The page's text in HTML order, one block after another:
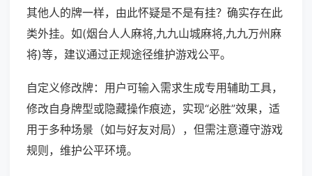
其他人的牌一样，由此怀疑是不是有挂？确实存在此
类外挂。如(烟台人人麻将,九九山城麻将,九九万州麻
将)等，建议通过正规途径维护游戏公平。
自定义修改牌：用户可输入需求生成专用辅助工具，
修改自身牌型或隐藏操作痕迹，实现“必胜”效果，适
用于多种场景（如与好友对局），但需注意遵守游戏
规则，维护公平环境。